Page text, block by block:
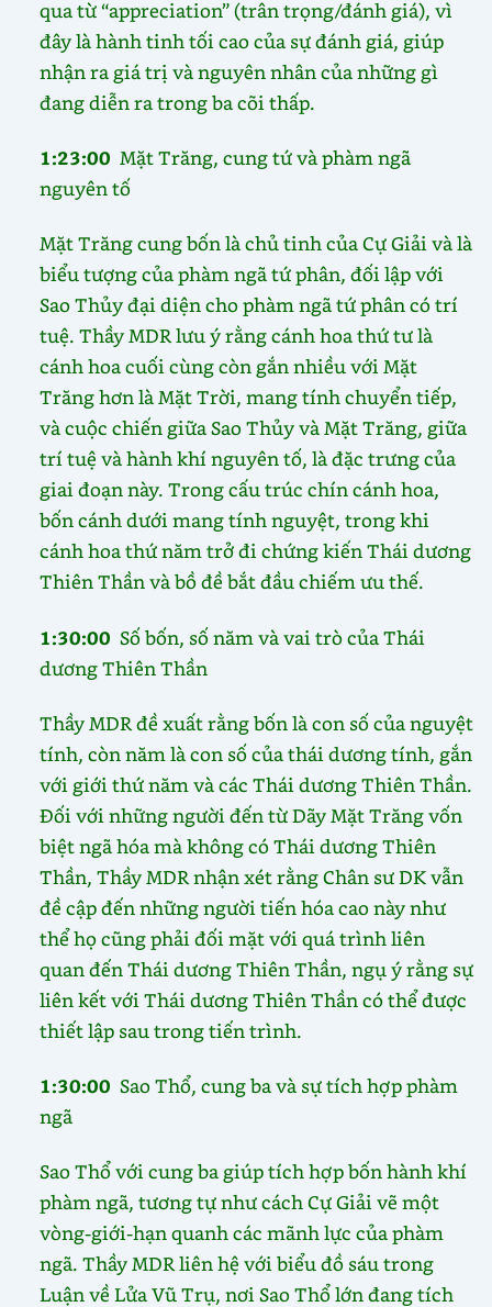
qua từ “appreciation” (trân trọng/đánh giá), vì
đây là hành tinh tối cao của sự đánh giá, giúp
nhận ra giá trị và nguyên nhân của những gì
đang diễn ra trong ba cõi thấp.
1:23:00 Mặt Trăng, cung tứ và phàm ngã
nguyên tố
Mặt Trăng cung bốn là chủ tinh của Cự Giải và là
biểu tượng của phàm ngã tứ phân, đối lập với
Sao Thủy đại diện cho phàm ngã tứ phân có trí
tuệ. Thầy MDR lưu ý rằng cánh hoa thứ tư là
cánh hoa cuối cùng còn gắn nhiều với Mặt
Trăng hơn là Mặt Trời, mang tính chuyển tiếp,
và cuộc chiến giữa Sao Thủy và Mặt Trăng, giữa
trí tuệ và hành khí nguyên tố, là đặc trưng của
giai đoạn này. Trong cấu trúc chín cánh hoa,
bốn cánh dưới mang tính nguyệt, trong khi
cánh hoa thứ năm trở đi chứng kiến Thái dương
Thiên Thần và bồ đề bắt đầu chiếm ưu thế.
1:30:00Số bốn, số năm và vai trò của Thái
dương Thiên Thần
Thầy MDR đề xuất rằng bốn là con số của nguyệt
tính, còn năm là con số của thái dương tính, gắn
với giới thứ năm và các Thái dương Thiên Thần.
Đối với những người đến từ Dãy Mặt Trăng vốn
biệt ngã hóa mà không có Thái dương Thiên
Thần, Thầy MDR nhận xét rằng Chân sư DK vẫn
đề cập đến những người tiến hóa cao này như
thể họ cũng phải đối mặt với quá trình liên
quan đến Thái dương Thiên Thần, ngụ ý rằng sự
liên kết với Thái dương Thiên Thần có thể được
thiết lập sau trong tiến trình.
1:30:00Sao Thổ, cung ba và sự tích hợp phàm
ngã
Sao Thổ với cung ba giúp tích hợp bốn hành khí
phàm ngã, tương tự như cách Cự Giải vẽ một
vòng-giới-hạn quanh các mãnh lực của phàm
ngã. Thầy MDR liên hệ với biểu đồ sáu trong
Luận về Lửa Vũ Trụ, nơi Sao Thổ lớn đang tích